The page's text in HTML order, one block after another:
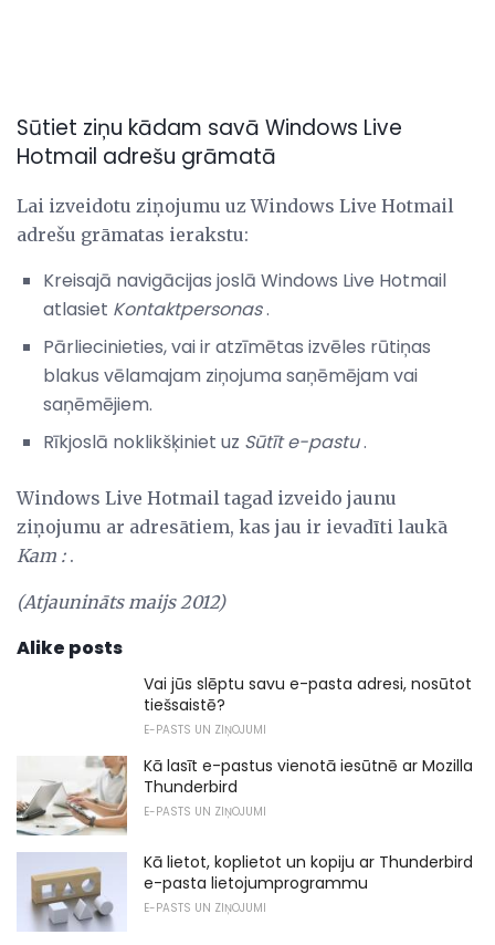
Sūtiet ziņu kādam savā Windows Live
Hotmail adrešu grāmatā
Lai izveidotu ziņojumu uz Windows Live Hotmail
adrešu grāmatas ierakstu:
Kreisajā navigācijas joslā Windows Live Hotmail
atlasiet Kontaktpersonas.
Pārliecinieties, vai ir atzīmētas izvēles rūtiņas
blakus vēlamajam ziņojuma saņēmējam vai
saņēmējiem.
Rīkjoslā noklikšķiniet uz Sūtīt e-pastu.
Windows Live Hotmail tagad izveido jaunu
ziņojumu ar adresātiem, kas jau ir ievadīti laukā
Kam :.
(Atjaunināts maijs 2012)
Alike posts
Vai jūs slēptu savu e-pasta adresi, nosūtot
tiešsaistē?
E-PASTS UN ZIŅOJUMI
Kā lasīt e-pastus vienotā iesūtnē ar Mozilla
Thunderbird
E-PASTS UN ZIŅOJUMI
Kā lietot, koplietot un kopiju ar Thunderbird
e-pasta lietojumprogrammu
E-PASTS UN ZIŅOJUMI